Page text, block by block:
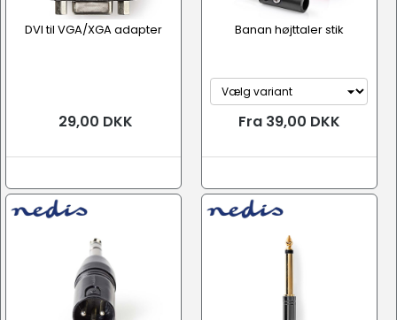
DVI til VGA/XGA adapter
29,00 DKK
Banan højttaler stik
Fra 39,00 DKK